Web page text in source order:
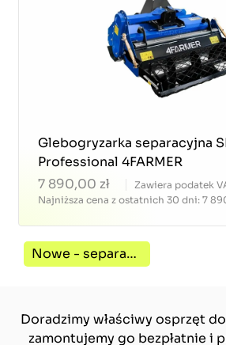
Glebogryzarka separacyjna
Professional 4FARMER
7 890,00 zł
Zawiera podatek
Najniższa cena z ostatnich 30 dni: 7
Nowe - separacyjne
Doradzimy właściwy osprzęt
zamontujemy go bezpłatnie i